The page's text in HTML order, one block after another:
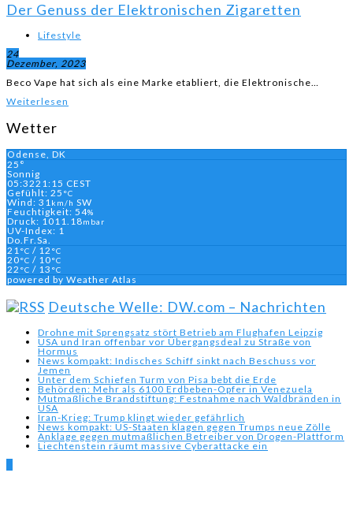
Der Genuss der Elektronischen Zigaretten
Lifestyle
24
Dezember, 2023
Beco Vape hat sich als eine Marke etabliert, die Elektronische…
Weiterlesen
Wetter
Odense, DK
25°
Sonnig
05:3221:15 CEST
Gefühlt: 25 °C
Wind: 31km/h SW
Feuchtigkeit: 54%
Druck: 1011.18mbar
UV-Index: 1
Do.Fr.Sa.
21°C / 12 °C
20°C / 10°C
22 °C / 13 °C
powered by Weather Atlas
Deutsche Welle: DW.com – Nachrichten
Drohne mit Sprengsatz stört Betrieb am Flughafen Leipzig
USA und Iran offenbar vor Übergangsdeal zu Straße von
Hormus
News kompakt: Indisches Schiff sinkt nach Beschuss vor
Jemen
Unter dem Schiefen Turm von Pisa bebt die Erde
Behörden: Mehr als 6100 Erdbeben-Opfer in Venezuela
Mutmaßliche Brandstiftung: Festnahme nach Waldbränden in
USA
Iran-Krieg: Trump klingt wieder gefährlich
News kompakt: US-Staaten klagen gegen Trumps neue Zölle
Anklage gegen mutmaßlichen Betreiber von Drogen-Plattform
Liechtenstein räumt massive Cyberattacke ein